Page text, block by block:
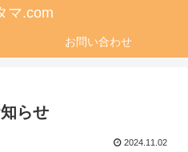
マ.com
お問い合わせ
らせ
2024.11.02